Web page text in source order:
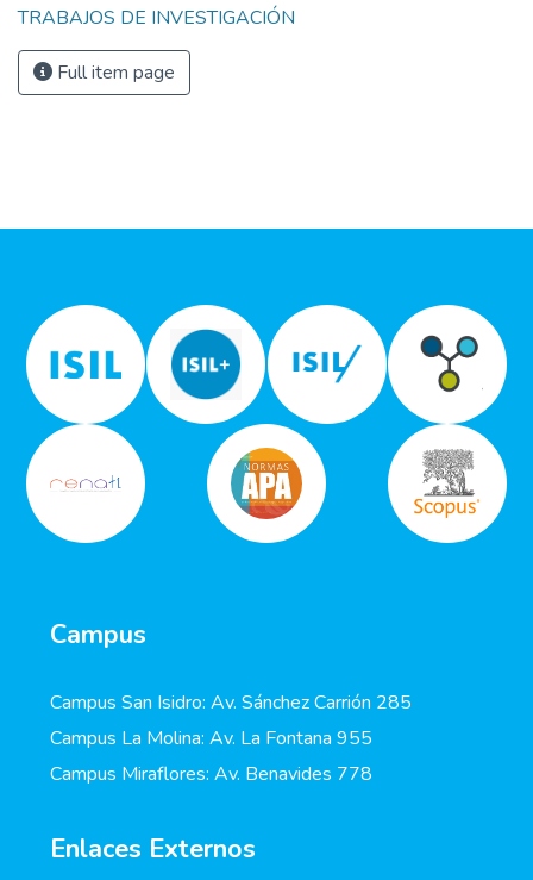
TRABAJOS DE INVESTIGACIÓN
Full item page
Campus
Campus San Isidro: Av. Sánchez Carrión 285
Campus La Molina: Av. La Fontana 955
Campus Miraflores: Av. Benavides 778
Enlaces Externos